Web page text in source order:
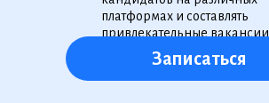
платформах и составлять
привлекательные вакансии
Записаться